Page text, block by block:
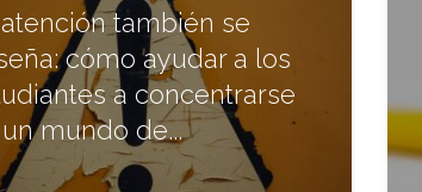
también se
cómo ayudar a los
a concentrarse
mundo de...